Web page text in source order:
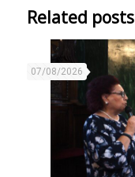
Related posts
07/08/2026